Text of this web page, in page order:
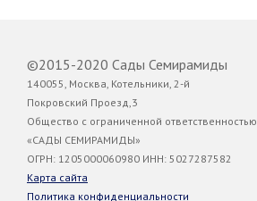
©2015-2020 Сады Семирамиды
140055, Москва, Котельники, 2-й
Покровский Проезд,3
Общество с ограниченной ответственностью
«САДЫ СЕМИРАМИДЫ»
ОГРН: 1205000060980 ИНН: 5027287582
Карта сайта
Политика конфиденциальности